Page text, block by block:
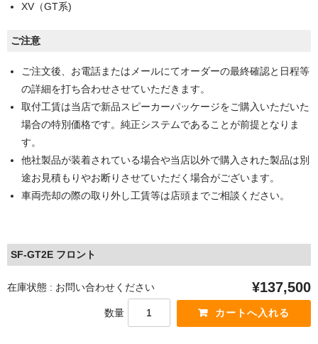
XV（GT系)
ご注意
ご注文後、お電話またはメールにてオーダーの最終確認と日程等
の詳細を打ち合わせさせていただきます。
取付工賃は当店で新品スピーカーパッケージをご購入いただいた
場合の特別価格です。純正システムであることが前提となりま
す。
他社製品が装着されている場合や当店以外で購入された製品は別
途お見積もりやお断りさせていただく場合がございます。
車両売却の際の取り外し工賃等は店頭までご相談ください。
SF-GT2E フロント
在庫状態 : お問い合わせください ¥137,500
数量